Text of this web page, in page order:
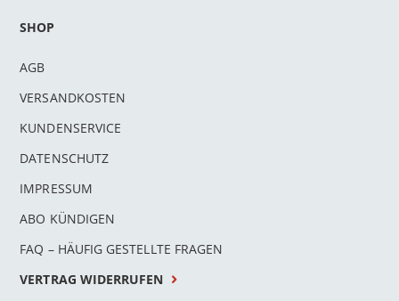
SHOP
AGB
VERSANDKOSTEN
KUNDENSERVICE
DATENSCHUTZ
IMPRESSUM
ABO KÜNDIGEN
FAQ – HÄUFIG GESTELLTE FRAGEN
VERTRAG WIDERRUFEN